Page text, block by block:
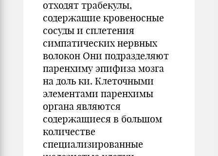
отходят трабекулы,
содержащие кровеносные
сосуды и сплетения
симпатических нервных
волокон Они подразделяют
паренхиму эпифиза мозга
на доль ки. Клеточными
элементами паренхимы
органа являются
содержащиеся в большом
количестве
специализированные